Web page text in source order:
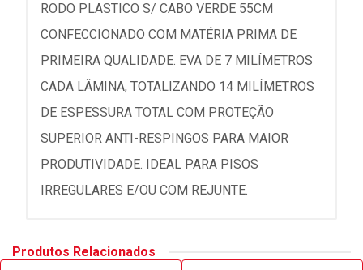
RODO PLASTICO S/ CABO VERDE 55CM
CONFECCIONADO COM MATÉRIA PRIMA DE
PRIMEIRA QUALIDADE. EVA DE 7 MILÍMETROS
CADA LÂMINA, TOTALIZANDO 14 MILÍMETROS
DE ESPESSURA TOTAL COM PROTEÇÃO
SUPERIOR ANTI-RESPINGOS PARA MAIOR
PRODUTIVIDADE. IDEAL PARA PISOS
IRREGULARES E/OU COM REJUNTE.
Produtos Relacionados